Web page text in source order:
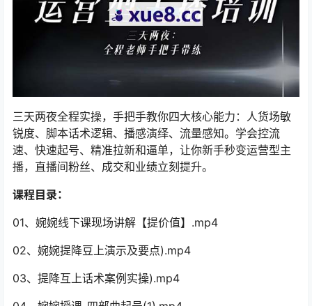
三天两夜全程实操，手把手教你四大核心能力：人货场敏
锐度、脚本话术逻辑、播感演绎、流量感知。学会控流
速、快速起号、精准拉新和逼单，让你新手秒变运营型主
播，直播间粉丝、成交和业绩立刻提升。
课程目录：
01、婉婉线下课现场讲解【提价值】.mp4
02、婉婉提降豆上演示及要点).mp4
03、提降互上话术案例实操).mp4